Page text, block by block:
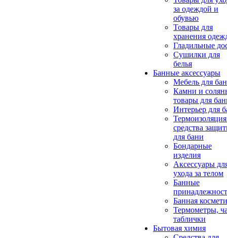
за одеждой и
обувью
Товары для
хранения
Гладильные
Сушилки для
белья
Банные аксессуары
Мебель для
Камни и
товары для
Интерьер для
средства
для бани
Бондарные
изделия
Аксеcсуары
ухода за телом
Банные
Банная
Термометры,
таблички
Бытовая химия